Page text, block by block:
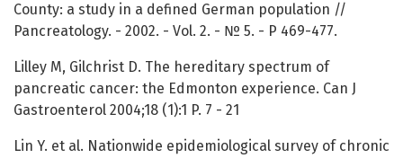
County: a study in a defined German population //
Pancreatology. - 2002. - Vol. 2. - № 5. - P 469-477.
Lilley M, Gilchrist D. The hereditary spectrum of
pancreatic cancer: the Edmonton experience. Can J
Gastroenterol 2004;18 (1):1 P. 7 - 21
Lin Y. et al. Nationwide epidemiological survey of chronic